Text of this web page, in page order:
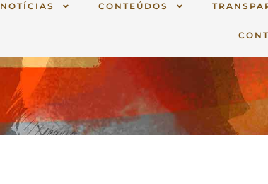
NOTÍCIAS CONTEÚDOS